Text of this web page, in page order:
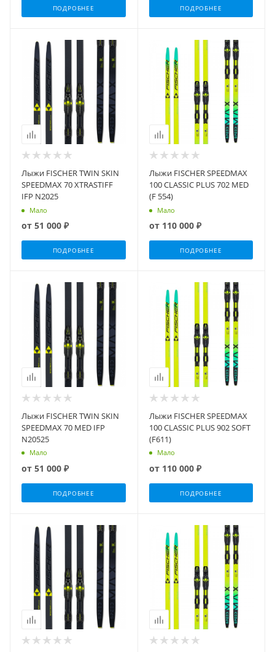
ПОДРОБНЕЕ ПОДРОБНЕЕ
Лыжи FISCHER TWIN SKIN
SPEEDMAX 70 XTRASTIFF
IFP N2025
Мало
от 51 000 ₽
ПОДРОБНЕЕ
Лыжи FISCHER SPEEDMAX
100 CLASSIC PLUS 702 MED
(F 554)
Мало
от 110 000 ₽
ПОДРОБНЕЕ
Лыжи FISCHER TWIN SKIN
SPEEDMAX 70 MED IFP
N20525
Мало
от 51 000 ₽
ПОДРОБНЕЕ
Лыжи FISCHER SPEEDMAX
100 CLASSIC PLUS 902 SOFT
(F611)
Мало
от 110 000 ₽
ПОДРОБНЕЕ